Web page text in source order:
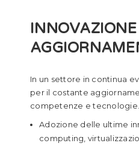
INNOVAZIONE
In un settore in continua
per il costante
competenze e tecnologie.
Adozione delle ultime
computing,